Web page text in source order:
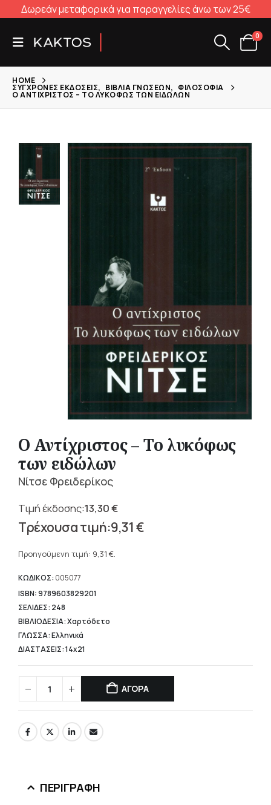
Δωρεάν μεταφορικά για παραγγελίες άνω των 25€
0
HOME
ΣΎΓΧΡΟΝΕΣ ΕΚΔΌΣΕΙΣ, ΒΙΒΛΊΑ ΓΝΏΣΕΩΝ, ΦΙΛΟΣΟΦΊΑ
Ο ΑΝΤΊΧΡΙΣΤΟΣ – ΤΟ ΛΥΚΌΦΩΣ ΤΩΝ ΕΙΔΏΛΩΝ
Ο Αντίχριστος – Το λυκόφως
των ειδώλων
Νίτσε Φρειδερίκος
13,30€
Original
price
13,30 €.
9,31€
τρέχουσα
είναι:
9,31 €.
Προηγούμενη τιμή: 9,31 €.
ΚΩΔΙΚΟΣ: 005077
ISBN: 9789603829201
ΣΕΛΙΔΕΣ: 248
ΒΙΒΛΙΟΔΕΣΙΑ: Χαρτόδετο
ΓΛΩΣΣΑ: Ελληνικά
ΔΙΑΣΤΑΣΕΙΣ: 14x21
ΑΓΟΡΑ
ΠΕΡΙΓΡΑΦΉ